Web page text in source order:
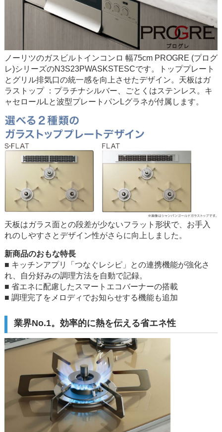
ノーリツのガスビルトインコンロ 幅75cm PROGRE (プログ
レ)シリーズのN3S23PWASKSTESCです。トッププレート
とグリル排気口の統一感を向上させたデザイン。天板はガ
ラストップ ：プラチナシルバー、ごとくはステンレス。キ
ャセロールLと波型プレートパンLグラネが付属します。
天板はガラス面との段差が少ないフラット形状で、お手入
れのしやすさとデザイン性がさらに向上しました。
新商品のおもな特長
■ キッチンアプリ「つなぐレシピ」との連携機能が強化さ
れ、自分好みの調理方法を自動で記録。
■ 省エネに配慮したスマートエコバーナーの搭載
■ 調理完了をメロディでお知らせする機能も追加
業界No.1。効率的に熱を伝える省エネ性